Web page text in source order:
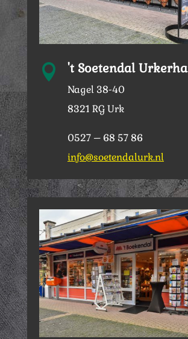
 't Soetendal
Nagel 38-40
8321 RG Urk
0527 – 68 57 86
info@soetendalurk.nl